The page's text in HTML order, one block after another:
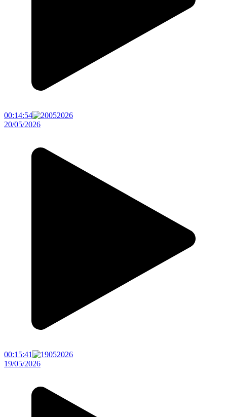
00:14:54
20/05/2026
00:15:41
19/05/2026